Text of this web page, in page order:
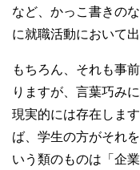
など、かっこ書きの
に就職活動において
もちろん、それも事
りますが、言葉巧み
現実的には存在しま
ば、学生の方がそれ
いう類のものは「企